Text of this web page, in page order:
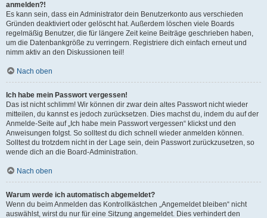
anmelden?!
Es kann sein, dass ein Administrator dein Benutzerkonto aus verschieden
Gründen deaktiviert oder gelöscht hat. Außerdem löschen viele Boards
regelmäßig Benutzer, die für längere Zeit keine Beiträge geschrieben haben,
um die Datenbankgröße zu verringern. Registriere dich einfach erneut und
nimm aktiv an den Diskussionen teil!
Nach oben
Ich habe mein Passwort vergessen!
Das ist nicht schlimm! Wir können dir zwar dein altes Passwort nicht wieder
mitteilen, du kannst es jedoch zurücksetzen. Dies machst du, indem du auf der
Anmelde-Seite auf „Ich habe mein Passwort vergessen“ klickst und den
Anweisungen folgst. So solltest du dich schnell wieder anmelden können.
Solltest du trotzdem nicht in der Lage sein, dein Passwort zurückzusetzen, so
wende dich an die Board-Administration.
Nach oben
Warum werde ich automatisch abgemeldet?
Wenn du beim Anmelden das Kontrollkästchen „Angemeldet bleiben“ nicht
auswählst, wirst du nur für eine Sitzung angemeldet. Dies verhindert den